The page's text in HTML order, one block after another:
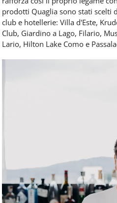
prodotti Quaglia sono stati scelti
club e hotellerie: Villa d'Este,
Club, Giardino a Lago, Filario,
Lario, Hilton Lake Como e